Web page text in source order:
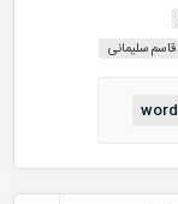
سلیمانی